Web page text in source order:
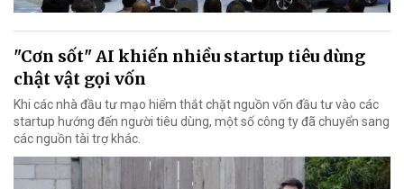
"Cơn sốt" AI khiến nhiều startup tiêu dùng
chật vật gọi vốn
Khi các nhà đầu tư mạo hiểm thắt chặt nguồn vốn đầu tư vào các
startup hướng đến người tiêu dùng, một số công ty đã chuyển sang
các nguồn tài trợ khác.